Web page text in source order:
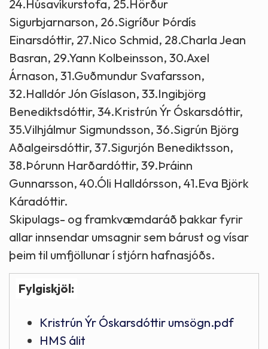
24.Húsavíkurstofa, 25.Hörður
Sigurbjarnarson, 26.Sigríður Þórdís
Einarsdóttir, 27.Nico Schmid, 28.Charla Jean
Basran, 29.Yann Kolbeinsson, 30.Axel
Árnason, 31.Guðmundur Svafarsson,
32.Halldór Jón Gíslason, 33.Ingibjörg
Benediktsdóttir, 34.Kristrún Ýr Óskarsdóttir,
35.Vilhjálmur Sigmundsson, 36.Sigrún Björg
Aðalgeirsdóttir, 37.Sigurjón Benediktsson,
38.Þórunn Harðardóttir, 39.Þráinn
Gunnarsson, 40.Óli Halldórsson, 41.Eva Björk
Káradóttir.
Skipulags- og framkvæmdaráð þakkar fyrir
allar innsendar umsagnir sem bárust og vísar
þeim til umfjöllunar í stjórn hafnasjóðs.
Fylgiskjöl:
Kristrún Ýr Óskarsdóttir umsögn.pdf
HMS álit